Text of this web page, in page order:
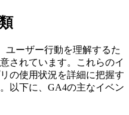
ユーザー行動を理解するた
されています。これらのイ
の使用状況を詳細に把握す
以下に、GA4の主なイベン